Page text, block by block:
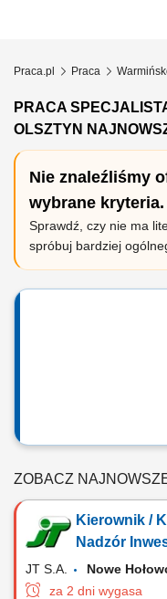
Praca.pl Praca
PRACA
OLSZTYN
Nie znaleźliśmy
wybrane kryteria.
Sprawdź, czy nie ma
spróbuj bardziej
ZOBACZ
Kierownik /
Nadzór
JT S.A. Nowe
za 2 dni wygasa